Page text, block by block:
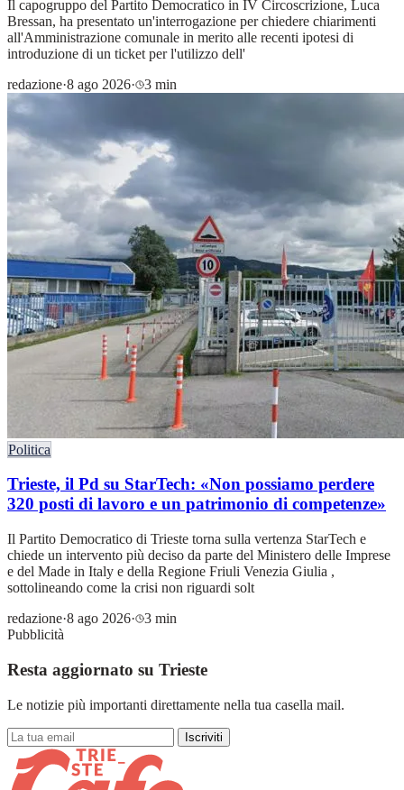
Il capogruppo del Partito Democratico in IV Circoscrizione, Luca
Bressan, ha presentato un'interrogazione per chiedere chiarimenti
all'Amministrazione comunale in merito alle recenti ipotesi di
introduzione di un ticket per l'utilizzo dell'
redazione·8 ago 2026· 3 min
Politica
Trieste, il Pd su StarTech: «Non possiamo perdere
320 posti di lavoro e un patrimonio di competenze»
Il Partito Democratico di Trieste torna sulla vertenza StarTech e
chiede un intervento più deciso da parte del Ministero delle Imprese
e del Made in Italy e della Regione Friuli Venezia Giulia ,
sottolineando come la crisi non riguardi solt
redazione·8 ago 2026·
3 min
Pubblicità
Resta aggiornato su Trieste
Le notizie più importanti direttamente nella tua casella mail.
Iscriviti